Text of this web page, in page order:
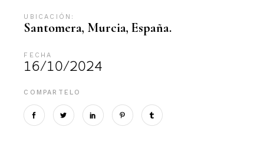
UBICACIÓN:
Santomera, Murcia, España.
FECHA
16/10/2024
COMPARTELO